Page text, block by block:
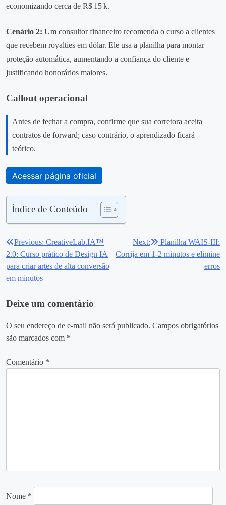
economizando cerca de R$ 15 k.
Cenário 2: Um consultor financeiro recomenda o curso a clientes
que recebem royalties em dólar. Ele usa a planilha para montar
proteção automática, aumentando a confiança do cliente e
justificando honorários maiores.
Callout operacional
Antes de fechar a compra, confirme que sua corretora aceita
contratos de forward; caso contrário, o aprendizado ficará
teórico.
Acessar página oficial
Índice de Conteúdo
Navegação
de
Post
Previous: CreativeLab.IA™
2.0: Curso prático de Design IA
para criar artes de alta conversão
em minutos
Next:
Planilha WAIS-III:
Corrija em 1‑2 minutos e elimine
erros
Deixe um comentário
O seu endereço de e-mail não será publicado. Campos obrigatórios
são marcados com *
Comentário *
Nome *